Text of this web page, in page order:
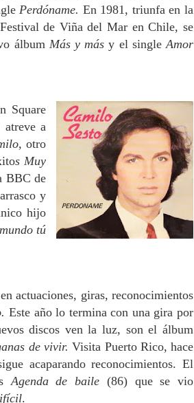
Perdóname. En 1981, triunfa en la
de Viña del Mar en Chile, se
álbum Más y másy el singleAmor
Square
a
otro
s Muy
BBC de
y
hijo
tú
actuaciones, giras, reconocimientos
Este año lo termina con una gira por
discos ven la luz, son el álbum
de vivir.Visita Puerto Rico, hace
acaparando reconocimientos. El
Agenda de baile (86) que se vio
.